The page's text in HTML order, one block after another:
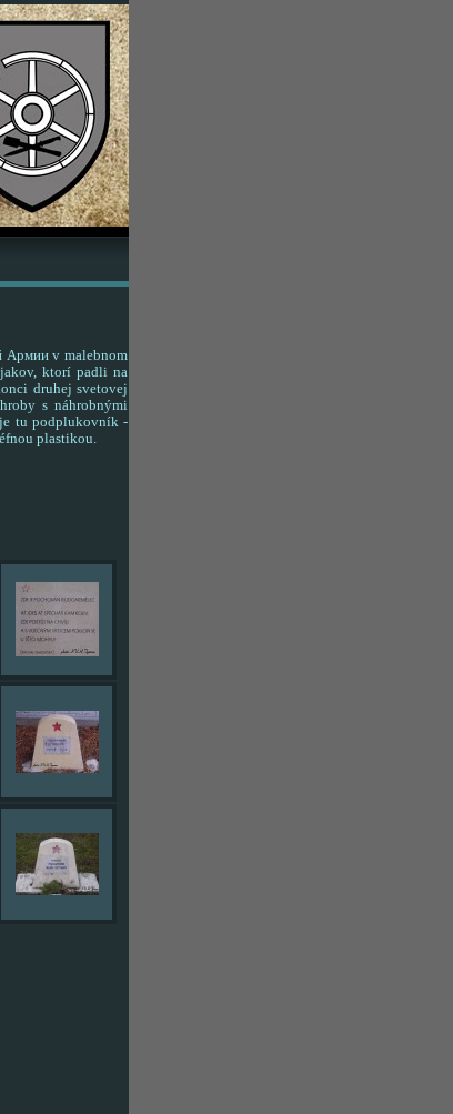
Армии v malebnom
ktorí padli na
druhej svetovej
s náhrobnými
tu podplukovník -
plastikou.